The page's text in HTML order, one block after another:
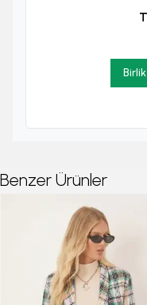
Benzer Ürünler